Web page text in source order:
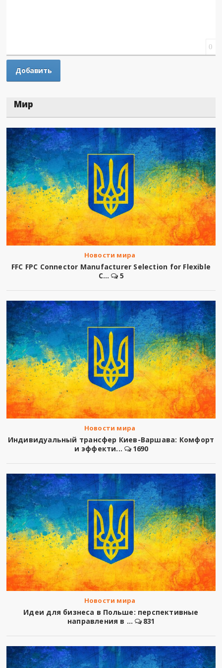
0
Мир
Новости мира
FFC FPC Connector Manufacturer Selection for Flexible
C...
5
Новости мира
Индивидуальный трансфер Киев-Варшава: Комфорт
и эффекти...
1690
Новости мира
Идеи для бизнеса в Польше: перспективные
направления в ...
831